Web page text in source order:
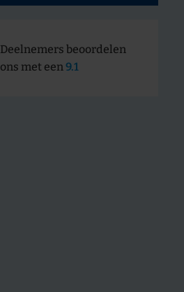
Deelnemers beoordelen
ons met een9.1